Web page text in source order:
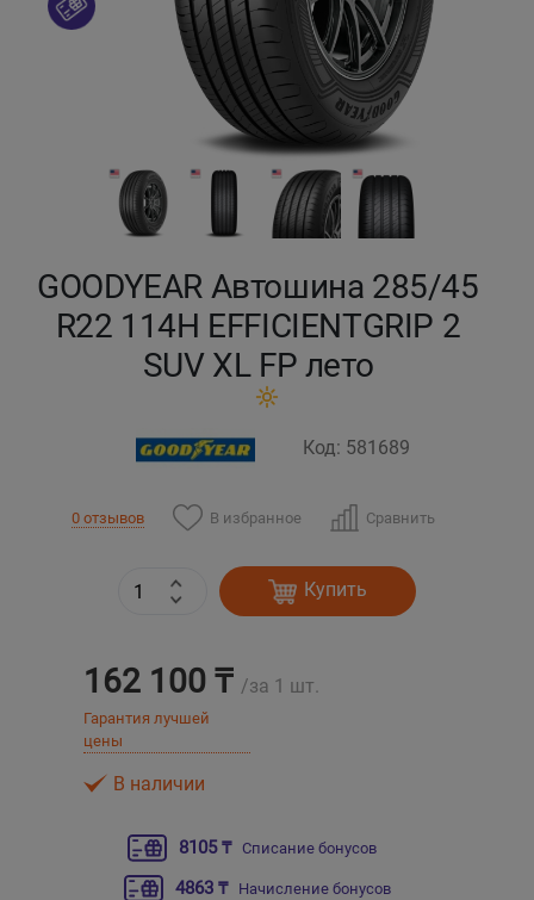
GOODYEAR Автошина 285/45
R22 114H EFFICIENTGRIP 2
SUV XL FP лето
Код: 581689
0 отзывов В избранное Сравнить
Купить
162 100 ₸ /за 1 шт.
Гарантия лучшей
цены
В наличии
8105 ₸ Списание бонусов
4863 ₸ Начисление бонусов
Кызылорда
Петропавловск
Темиртау
Шымкент
Экибастуз